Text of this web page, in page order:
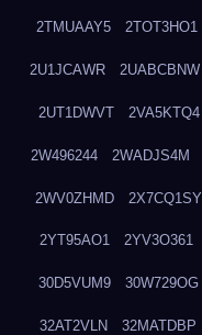
2TMUAAY5 2TOT3HO1
2U1JCAWR 2UABCBNW
2UT1DWVT 2VA5KTQ4
2W496244 2WADJS4M
2WV0ZHMD 2X7CQ1SY
2YT95AO1 2YV3O361
30D5VUM9 30W729OG
32AT2VLN 32MATDBP